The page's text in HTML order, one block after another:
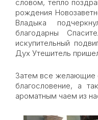
словом, тепло
рождения
Владыка
благодарны
искупительный
Дух Утешитель
Затем все желающие
благословение, а
ароматным чаем из